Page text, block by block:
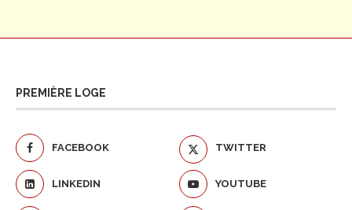
PREMIÈRE LOGE
FACEBOOK TWITTER
LINKEDIN YOUTUBE